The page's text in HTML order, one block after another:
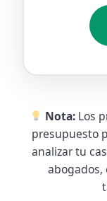
Nota:Los
presupuesto
analizar tu
abogados,